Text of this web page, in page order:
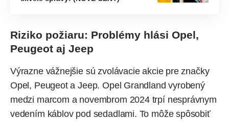
Riziko požiaru: Problémy hlási Opel,
Peugeot aj Jeep
Výrazne vážnejšie sú zvolávacie akcie pre značky
Opel, Peugeot a Jeep. Opel Grandland vyrobený
medzi marcom a novembrom 2024 trpí nesprávnym
vedením káblov pod sedadlami. To môže spôsobiť